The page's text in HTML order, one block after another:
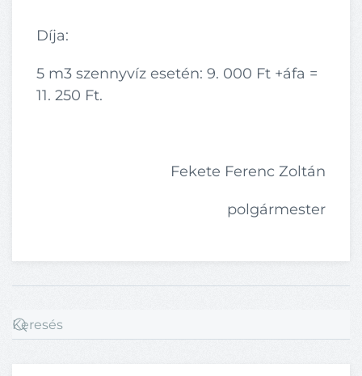
Díja:
5 m3 szennyvíz esetén: 9. 000 Ft +áfa =
11. 250 Ft.
Fekete Ferenc Zoltán
polgármester